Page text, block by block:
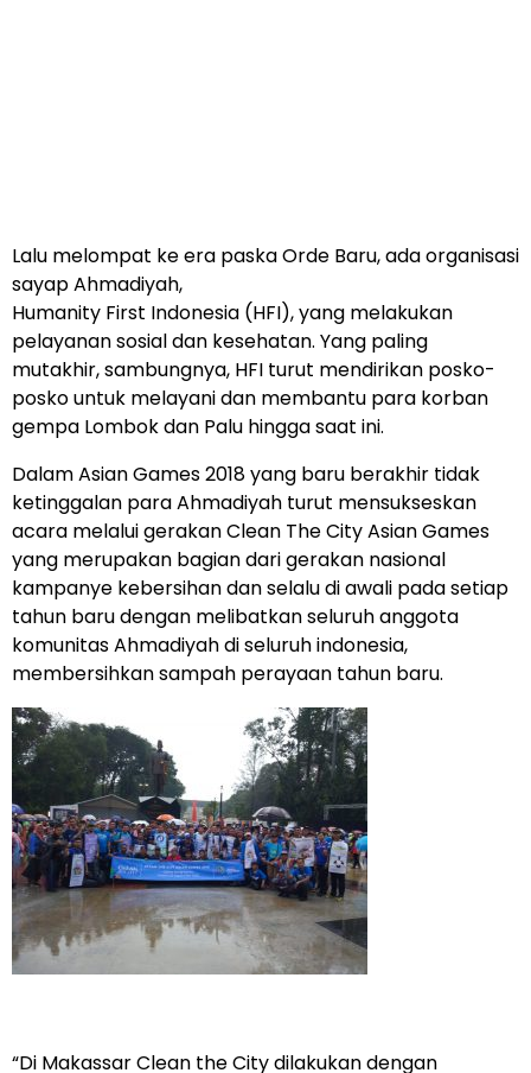
Lalu melompat ke era paska Orde Baru, ada organisasi
sayap Ahmadiyah,
Humanity First Indonesia (HFI), yang melakukan
pelayanan sosial dan kesehatan. Yang paling
mutakhir, sambungnya, HFI turut mendirikan posko-
posko untuk melayani dan membantu para korban
gempa Lombok dan Palu hingga saat ini.
Dalam Asian Games 2018 yang baru berakhir tidak
ketinggalan para Ahmadiyah turut mensukseskan
acara melalui gerakan Clean The City Asian Games
yang merupakan bagian dari gerakan nasional
kampanye kebersihan dan selalu di awali pada setiap
tahun baru dengan melibatkan seluruh anggota
komunitas Ahmadiyah di seluruh indonesia,
membersihkan sampah perayaan tahun baru.
“Di Makassar Clean the City dilakukan dengan